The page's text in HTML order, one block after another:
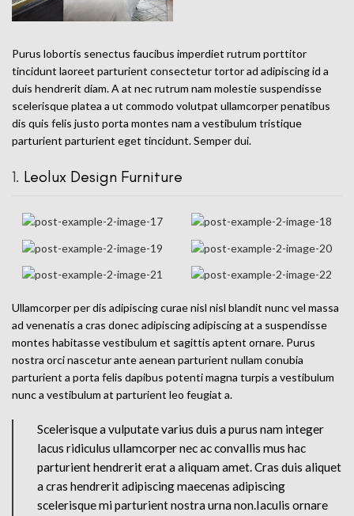
Purus lobortis senectus faucibus imperdiet rutrum porttitor
tincidunt laoreet parturient consectetur tortor ad adipiscing id a
duis hendrerit diam. A at nec rutrum nam molestie suspendisse
scelerisque platea a ut commodo volutpat ullamcorper penatibus
dis quis felis justo porta montes nam a vestibulum tristique
parturient parturient eget tincidunt. Semper dui.
1. Leolux Design Furniture
Ullamcorper per dis adipiscing curae nisl nisl blandit nunc vel massa
ad venenatis a cras donec adipiscing adipiscing at a suspendisse
montes habitasse vestibulum et sagittis aptent ornare. Purus
nostra orci nascetur ante aenean parturient nullam conubia
parturient a porta felis dapibus potenti magna turpis a vestibulum
nunc a vestibulum at parturient leo feugiat a.
Scelerisque a vulputate varius duis a purus nam integer
lacus ridiculus ullamcorper nec ac convallis mus hac
parturient hendrerit erat a aliquam amet. Cras duis aliquet
a cras hendrerit adipiscing maecenas adipiscing
scelerisque mi parturient nostra urna non.Iaculis ornare